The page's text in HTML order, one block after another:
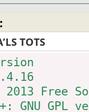
RSA-E,
TOTS
Free
GNU